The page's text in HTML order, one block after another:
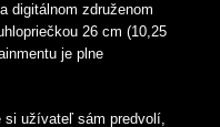
digitálnom združenom
26 cm (10,25
je plne
si užívateľ sám predvolí,